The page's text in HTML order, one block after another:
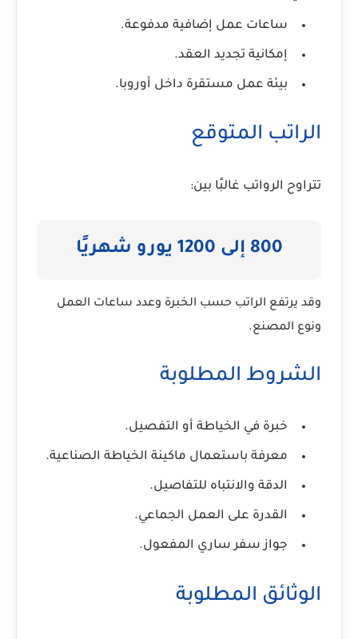
ساعات عمل إضافية مدفوعة.
إمكانية تجديد العقد.
بيئة عمل مستقرة داخل أوروبا.
الراتب المتوقع
تتراوح الرواتب غالبًا بين:
800 إلى 1200 يورو شهريًا
وقد يرتفع الراتب حسب الخبرة وعدد ساعات العمل
ونوع المصنع.
الشروط المطلوبة
خبرة في الخياطة أو التفصيل.
معرفة باستعمال ماكينة الخياطة الصناعية.
الدقة والانتباه للتفاصيل.
القدرة على العمل الجماعي.
جواز سفر ساري المفعول.
الوثائق المطلوبة